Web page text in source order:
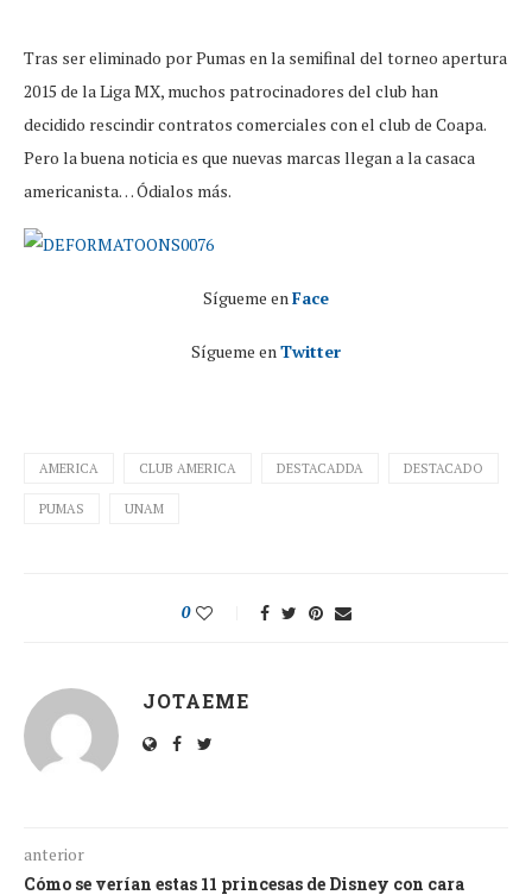
Tras ser eliminado por Pumas en la semifinal del torneo apertura
2015 de la Liga MX, muchos patrocinadores del club han
decidido rescindir contratos comerciales con el club de Coapa.
Pero la buena noticia es que nuevas marcas llegan a la casaca
americanista… Ódialos más.
Sígueme enFace
Sígueme enTwitter
AMERICA CLUB AMERICA DESTACADDA DESTACADO
PUMAS UNAM
0
JOTAEME
anterior
Cómo se verían estas 11 princesas de Disney con cara